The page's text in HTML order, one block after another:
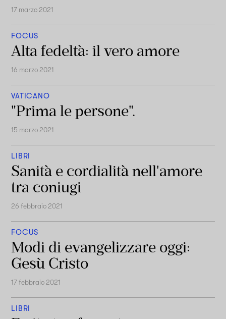
17 marzo 2021
FOCUS
Alta fedeltà: il vero amore
16 marzo 2021
VATICANO
"Prima le persone".
15 marzo 2021
LIBRI
Sanità e cordialità nell'amore
tra coniugi
26 febbraio 2021
FOCUS
Modi di evangelizzare oggi:
Gesù Cristo
17 febbraio 2021
LIBRI